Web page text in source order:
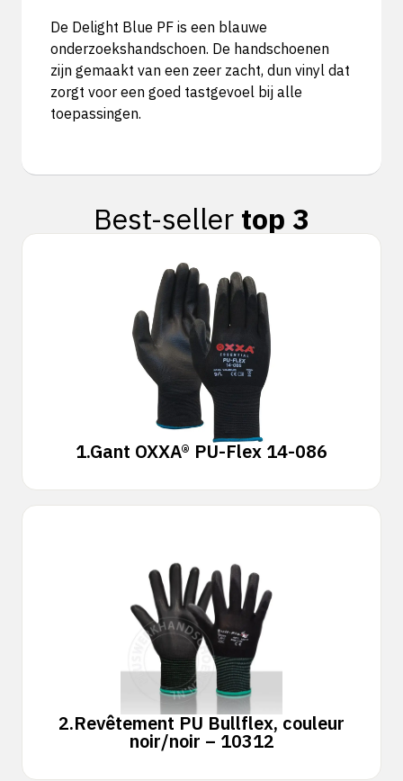
De Delight Blue PF is een blauwe
onderzoekshandschoen. De handschoenen
zijn gemaakt van een zeer zacht, dun vinyl dat
zorgt voor een goed tastgevoel bij alle
toepassingen.
Best-seller top 3
1.Gant OXXA® PU-Flex 14-086
2.Revêtement PU Bullflex, couleur
noir/noir – 10312